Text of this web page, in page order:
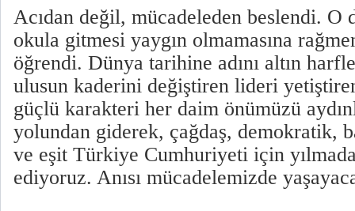
Acıdan değil, mücadeleden beslendi. O
okula gitmesi yaygın olmamasına
öğrendi. Dünya tarihine adını altın
ulusun kaderini değiştiren lideri
güçlü karakteri her daim önümüzü
yolundan giderek, çağdaş, demokratik,
ve eşit Türkiye Cumhuriyeti için
ediyoruz. Anısı mücadelemizde